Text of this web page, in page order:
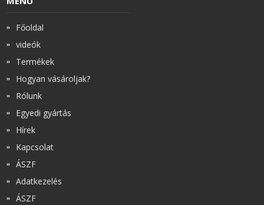
Főoldal
videók
Termékek
Hogyan vásároljak?
Rólunk
Egyedi gyártás
Hírek
Kapcsolat
ÁSZF
Adatkezelés
ÁSZF